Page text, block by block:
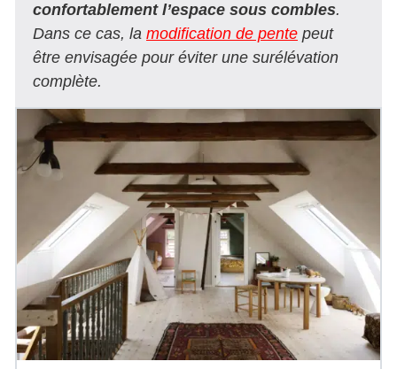
confortablement l’espace sous combles.
Dans ce cas, la modification de pente peut
être envisagée pour éviter une surélévation
complète.